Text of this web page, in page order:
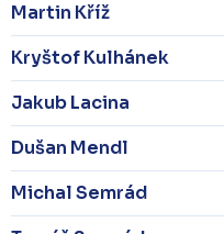
Martin Kříž
Kryštof Kulhánek
Jakub Lacina
Dušan Mendl
Michal Semrád